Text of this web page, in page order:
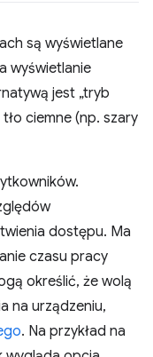
są wyświetlane
wyświetlanie
jest „tryb
ciemne (np. szary
dostępu. Ma
czasu pracy
określić, że wolą
na urządzeniu,
. Na przykład na